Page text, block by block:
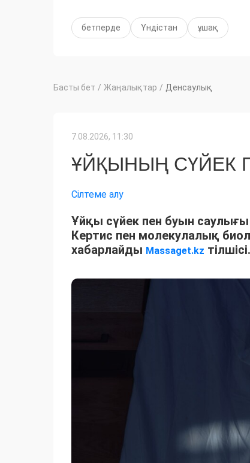
бетперде Үндістан ұшақ
Басты бет / Жаңалықтар / Денсаулық
7.08.2026, 11:30
ҰЙҚЫНЫҢ СҮЙЕК
Сілтеме алу
Ұйқы сүйек пен буын
Кертис пен молекулалық
хабарлайды Massaget.kz тілшісі.